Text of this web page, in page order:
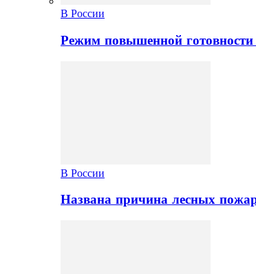
В России
Режим повышенной
В России
Названа причина лесных